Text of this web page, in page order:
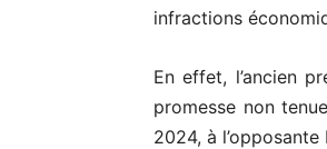
infractions
En effet, l’ancien
promesse non
2024, à